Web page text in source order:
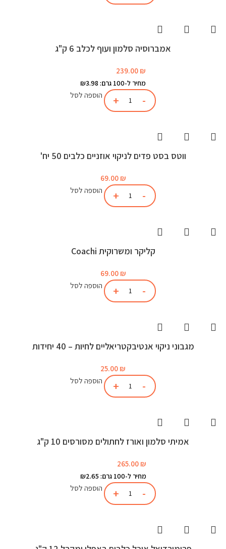
אמברוסיה סלמון ועוף לכלב 6 ק"ג
239.00 ₪
מחיר ל-100 גרם: ₪3.98
הוספה לסל
ווטס בסט פדים לניקוי אוזניים כלבים 50 יח'
69.00 ₪
הוספה לסל
קליקר ומשרוקית Coachi
69.00 ₪
הוספה לסל
מגבוני ניקוי אנטיבקטריאליים לחיות – 40 יחידות
25.00 ₪
הוספה לסל
אמיתי סלמון ואורז לחתולים מסורסים 10 ק"ג
265.00 ₪
מחיר ל-100 גרם: ₪2.65
הוספה לסל